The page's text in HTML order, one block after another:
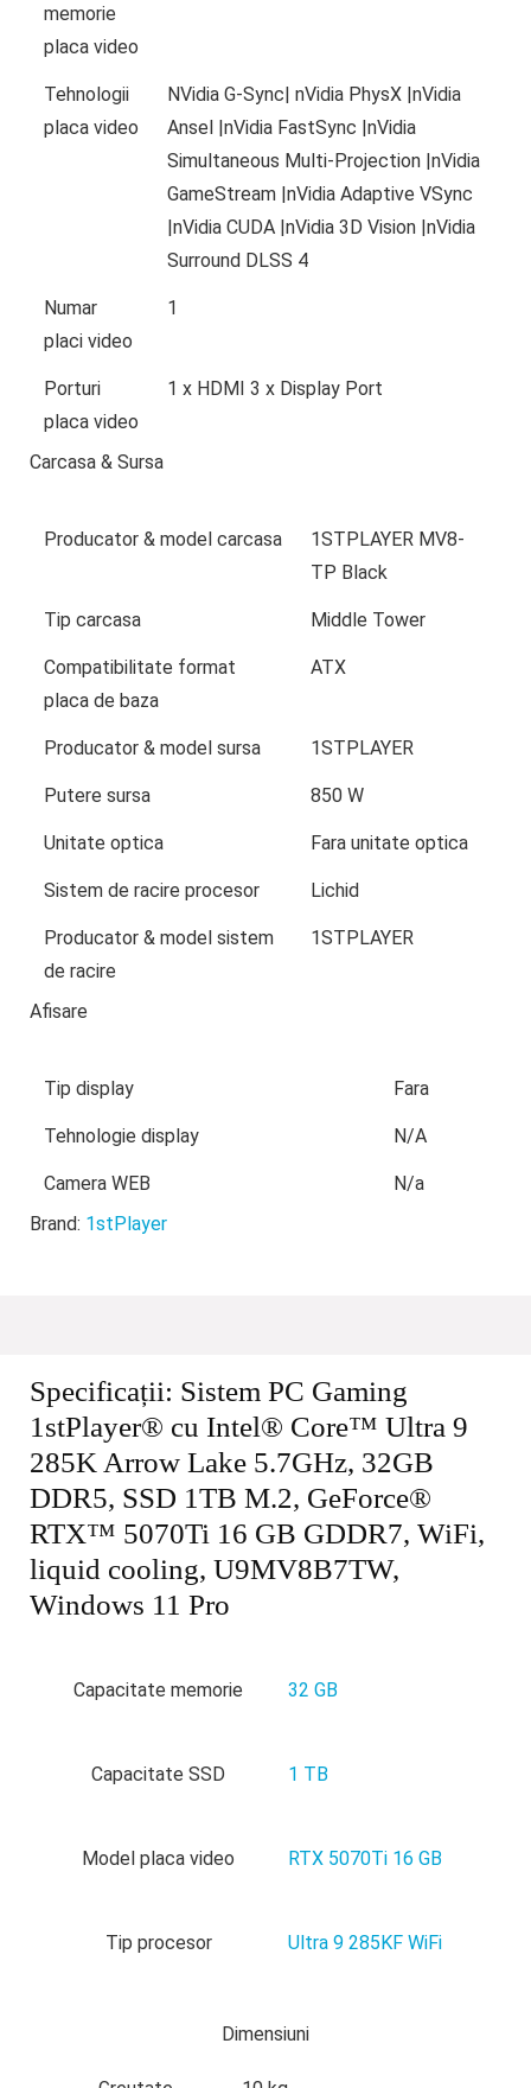
memorie
placa video
Tehnologii
placa video
NVidia G-Sync| nVidia PhysX |nVidia
Ansel |nVidia FastSync |nVidia
Simultaneous Multi-Projection |nVidia
GameStream |nVidia Adaptive VSync
|nVidia CUDA |nVidia 3D Vision |nVidia
Surround DLSS 4
Numar
placi video
1
Porturi
placa video
1 x HDMI 3 x Display Port
Carcasa & Sursa
Producator & model carcasa
1STPLAYER MV8-
TP Black
Tip carcasa Middle Tower
Compatibilitate format
placa de baza
ATX
Producator & model sursa 1STPLAYER
Putere sursa 850 W
Unitate optica Fara unitate optica
Sistem de racire procesor Lichid
Producator & model sistem
de racire
1STPLAYER
Afisare
Tip display Fara
Tehnologie display N/A
Camera WEB
N/a
Brand: 1stPlayer
Specificații: Sistem PC Gaming
1stPlayer® cu Intel® Core™ Ultra 9
285K Arrow Lake 5.7GHz, 32GB
DDR5, SSD 1TB M.2, GeForce®
RTX™ 5070Ti 16 GB GDDR7, WiFi,
liquid cooling, U9MV8B7TW,
Windows 11 Pro
Capacitate memorie 32 GB
Capacitate SSD 1 TB
Model placa video RTX 5070Ti 16 GB
Tip procesor Ultra 9 285KF WiFi
Dimensiuni